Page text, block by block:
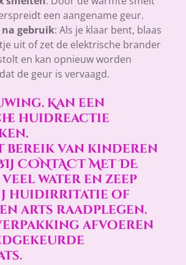
een aangename geur.
gebruik: Als je klaar bent, blaas
uit of zet de elektrische brander
en kan opnieuw worden
de geur is vervaagd.
Kan een
huidreactie
bereik van kinderen
CONTACT MET DE
veel water en zeep
huidirritatie of
arts raadplegen.
afvoeren